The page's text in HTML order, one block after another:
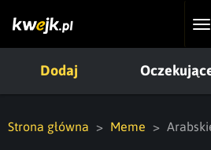
Dodaj
Strona główna Meme